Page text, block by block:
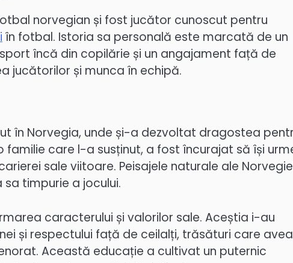
norvegian și fost jucător cunoscut pentru
în fotbal. Istoria sa personală este marcată de un
încă din copilărie și un angajament față de
jucătorilor și munca în echipă.
în Norvegia, unde și-a dezvoltat dragostea
care l-a susținut, a fost încurajat să își
sale viitoare. Peisajele naturale ale
timpurie a jocului.
caracterului și valorilor sale. Aceștia i-au
și respectului față de ceilalți, trăsături care
Această educație a cultivat un puternic